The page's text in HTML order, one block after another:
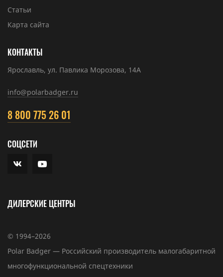
Статьи
Карта сайта
КОНТАКТЫ
Ярославль, ул. Павлика Морозова, 14А
info@polarbadger.ru
8 800 775 26 01
СОЦСЕТИ
ДИЛЕРСКИЕ ЦЕНТРЫ
© 1994–2026
Polar Badger — Российский производитель малогабаритной
многофункциональной спецтехники